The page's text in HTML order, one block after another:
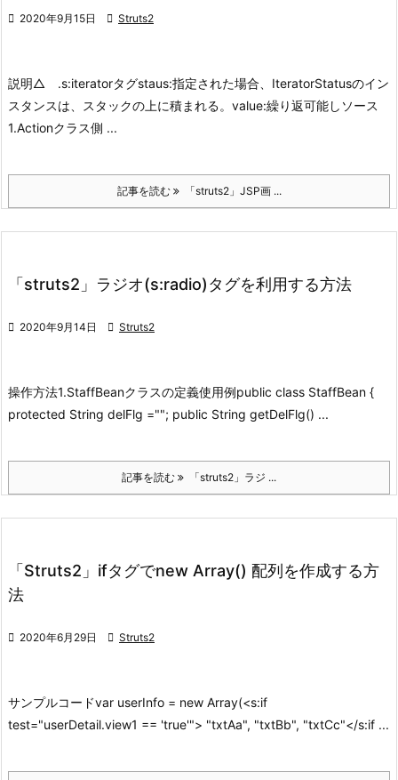
 2020年9月15日  Struts2
説明△ .s:iteratorタグstaus:指定された場合、IteratorStatusのイン
スタンスは、スタックの上に積まれる。 value:繰り返可能しソース
1.Actionクラス側 ...
記事を読む 「struts2」JSP画 ...
「struts2」ラジオ(s:radio)タグを利用する方法
 2020年9月14日  Struts2
操作方法1.StaffBeanクラスの定義使用例public class StaffBean {
protected String delFlg =""; public String getDelFlg() ...
記事を読む 「struts2」ラジ ...
「Struts2」ifタグでnew Array() 配列を作成する方
法
 2020年6月29日  Struts2
サンプルコードvar userInfo = new Array(<s:if
test="userDetail.view1 == 'true'"> "txtAa", "txtBb", "txtCc"</s:if ...